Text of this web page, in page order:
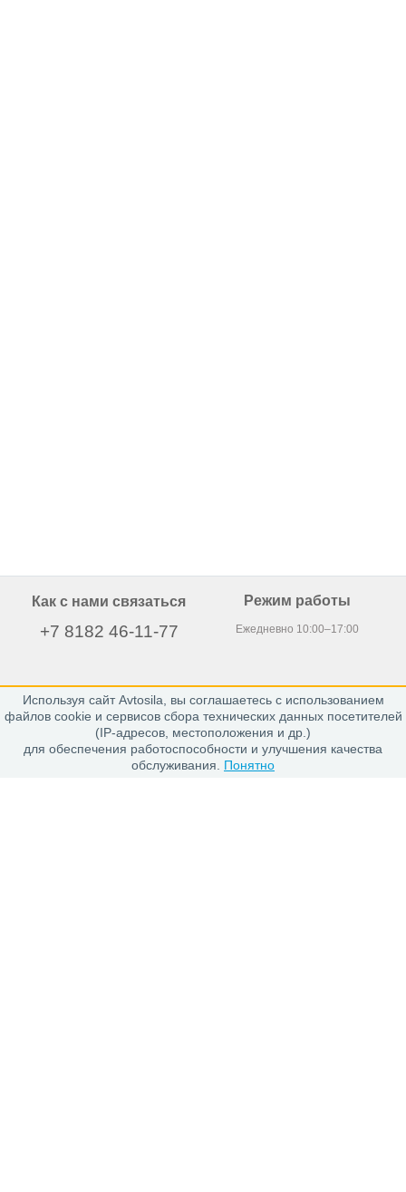
Используя сайт Avtosila, вы соглашаетесь с использованием
файлов cookie и сервисов сбора технических данных посетителей
(IP-адресов, местоположения и др.)
для обеспечения работоспособности и улучшения качества
обслуживания. Понятно
Как с нами связаться
+7 8182 46-11-77
163020, г. Архангельск,
пр. Никольский 15, офис 212
Режим работы
Ежедневно 10:00–17:00
Каталог